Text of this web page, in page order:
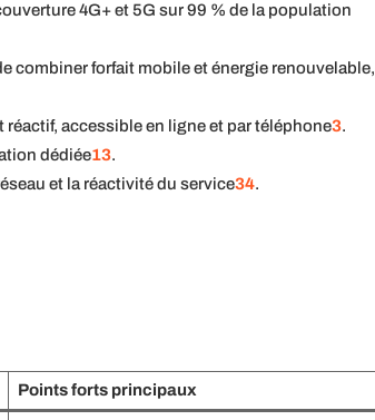
4G+ et 5G sur 99 % de la population
combiner forfait mobile et énergie renouvelable,
accessible en ligne et par téléphone3.
dédiée13.
et la réactivité du service34.
Points forts principaux